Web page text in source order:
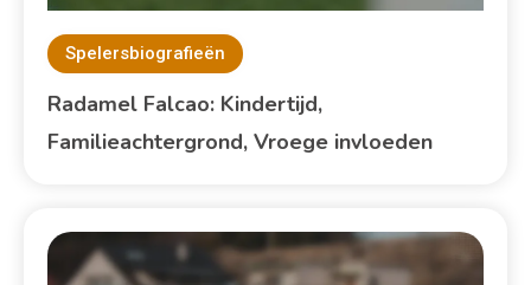
Spelersbiografieën
Radamel Falcao: Kindertijd,
Familieachtergrond, Vroege invloeden